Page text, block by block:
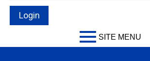
Login
SITE MENU